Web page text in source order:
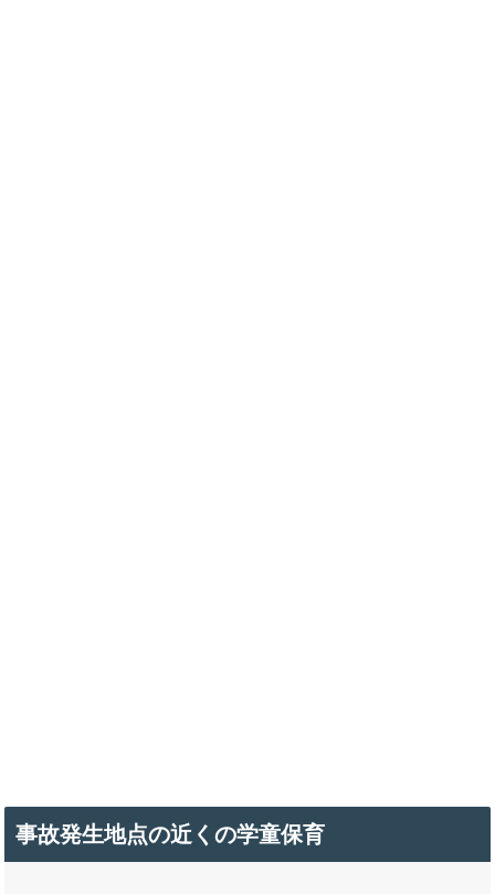
事故発生地点の近くの学童保育